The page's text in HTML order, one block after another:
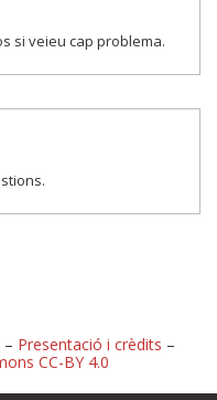
si veieu cap problema.
Presentació i crèdits –
CC-BY 4.0